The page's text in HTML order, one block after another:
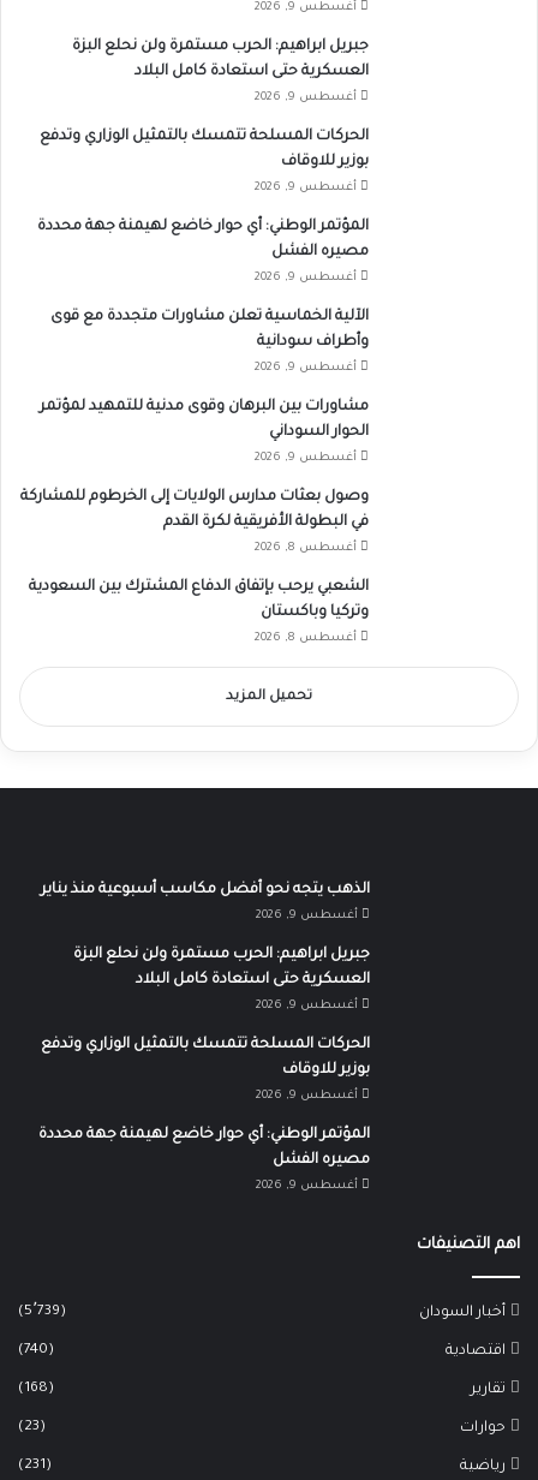
أغسطس 9, 2026
جبريل ابراهيم: الحرب مستمرة ولن نحلع البزة
العسكرية حتى استعادة كامل البلاد
أغسطس 9, 2026
الحركات المسلحة تتمسك بالتمثيل الوزاري وتدفع
بوزير للاوقاف
أغسطس 9, 2026
المؤتمر الوطني: أي حوار خاضع لهيمنة جهة محددة
مصيره الفشل
أغسطس 9, 2026
الآلية الخماسية تعلن مشاورات متجددة مع قوى
وأطراف سودانية
أغسطس 9, 2026
مشاورات بين البرهان وقوى مدنية للتمهيد لمؤتمر
الحوار السوداني
أغسطس 9, 2026
وصول بعثات مدارس الولايات إلى الخرطوم للمشاركة
في البطولة الأفريقية لكرة القدم
أغسطس 8, 2026
الشعبي يرحب بإتفاق الدفاع المشترك بين السعودية
وتركيا وباكستان
أغسطس 8, 2026
تحميل المزيد
الذهب يتجه نحو أفضل مكاسب أسبوعية منذ يناير
أغسطس 9, 2026
جبريل ابراهيم: الحرب مستمرة ولن نحلع البزة
العسكرية حتى استعادة كامل البلاد
أغسطس 9, 2026
الحركات المسلحة تتمسك بالتمثيل الوزاري وتدفع
بوزير للاوقاف
أغسطس 9, 2026
المؤتمر الوطني: أي حوار خاضع لهيمنة جهة محددة
مصيره الفشل
أغسطس 9, 2026
اهم التصنيفات
أخبار السودان (5٬739)
اقتصادية (740)
تقارير (168)
حوارات (23)
رياضية (231)